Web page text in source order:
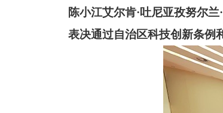
陈小江艾尔肯·吐尼亚孜努尔
表决通过自治区科技创新条例